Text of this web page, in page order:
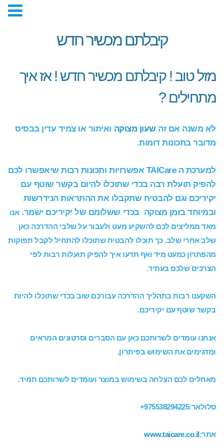
קיבלתם מכשיר חדש
מזל טוב ! קיבלתם מכשיר חדש ! אז איך
מתחילים ?
לא משנה אם זה שעון מצוקה ואיתור או צמיד עדין בבסיס
מדובר בתכונות דומות.
למערכת ה TAICare אפשרויות ותכונות רבות שיאפשרו לכם
להפיק תועלת רבה בכדי שתוכלו להיום בקשר שוטף עם
יקיריכם וגם להבטיח שתקבלו את ההתראות הנידרשות
ובמיוחד בזמן מצוקה בכדי ששלומם של יקיריכם ישמר.אנו
מאד ממליצים לכם להשקיע מעט ולעבור על שלבי ההדרכה כאן
שלב אחרי שלב. כך תוכלו להבטיח שתוכלו להתחיל לקבל תפוקות
מהפתרון כמעט מיד ואף תדעו איך להפיק תועלות רבות לפי
הצרכים שלכם בעתיד.
השקענו רבות בתהליך ההדרכה עבורכם שוב בכדי שתוכלו להיות
בקשר שוטף עם יקיריכם.
אנחנו עומדים לשרותכם כאן עם הסברים וסרטונים המראים
ומדגימים את השימוש בפיתרון.
מאחלים לכם הצלחה בשימוש במוצר ועומדים לשרותכם תמיד.
סלולאר:975538294225+
אתר: www.taicare.co.il